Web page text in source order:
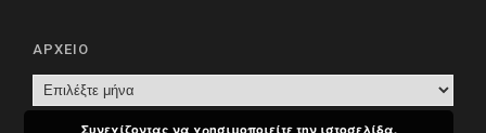
ΑΡΧΕΙΟ
Ρ
Συνεχίζοντας να χρησιμοποιείτε την ιστοσελίδα,